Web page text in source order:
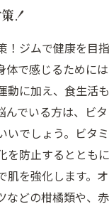
！
！ジムで健康を目
体で感じるために
動に加え、食生活
んでいる方は、ビ
いでしょう。ビタ
を防止するととも
肌を強化します。オ
などの柑橘類や、